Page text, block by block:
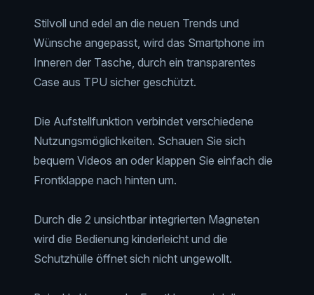
Stilvoll und edel an die neuen Trends und
Wünsche angepasst, wird das Smartphone im
Inneren der Tasche, durch ein transparentes
Case aus TPU sicher geschützt.
Die Aufstellfunktion verbindet verschiedene
Nutzungsmöglichkeiten. Schauen Sie sich
bequem Videos an oder klappen Sie einfach die
Frontklappe nach hinten um.
Durch die 2 unsichtbar integrierten Magneten
wird die Bedienung kinderleicht und die
Schutzhülle öffnet sich nicht ungewollt.